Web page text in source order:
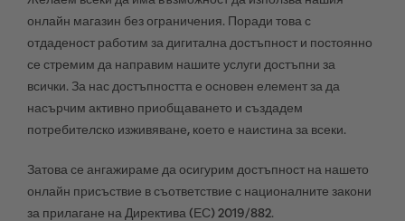
онлайн магазин без ограничения. Поради това с
отдаденост работим за дигитална достъпност и постоянно
се стремим да направим нашите услуги достъпни за
всички. За нас достъпността е основен елемент за да
насърчим активно приобщаването и създадем
потребителско изживяване, което е наистина за всеки.
Затова се ангажираме да осигурим достъпност на нашето
онлайн присъствие в съответствие с националните закони
за прилагане на Директива (ЕС) 2019/882.